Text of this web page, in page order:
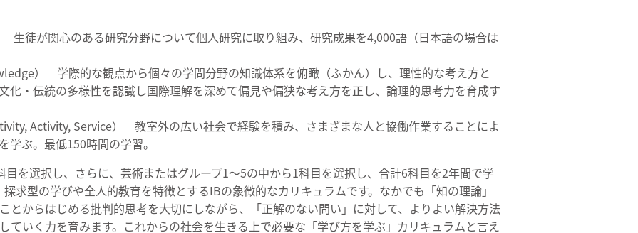
生徒が関心のある研究分野について個人研究に取り組み、研究成果を4,000語（日本語の場合は
） 学際的な観点から個々の学問分野の知識体系を俯瞰（ふかん）し、理性的な考え方と
化・伝統の多様性を認識し国際理解を深めて偏見や偏狭な考え方を正し、論理的思考力を育成す
Activity, Service） 教室外の広い社会で経験を積み、さまざまな人と協働作業することによ
学ぶ。最低150時間の学習。
を選択し、さらに、芸術またはグループ1～5の中から1科目を選択し、合計6科目を2年間で学
求型の学びや全人的教育を特徴とするIBの象徴的なカリキュラムです。なかでも「知の理論」
とからはじめる批判的思考を大切にしながら、「正解のない問い」に対して、よりよい解決方法
ていく力を育みます。これからの社会を生きる上で必要な「学び方を学ぶ」カリキュラムと言え